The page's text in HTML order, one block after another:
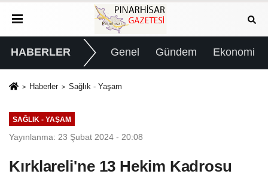
HABERLER Genel Gündem Ekonomi
Haberler Sağlık - Yaşam
SAĞLIK - YAŞAM
Yayınlanma: 23 Şubat 2024 - 20:08
Kırklareli'ne 13 Hekim Kadrosu